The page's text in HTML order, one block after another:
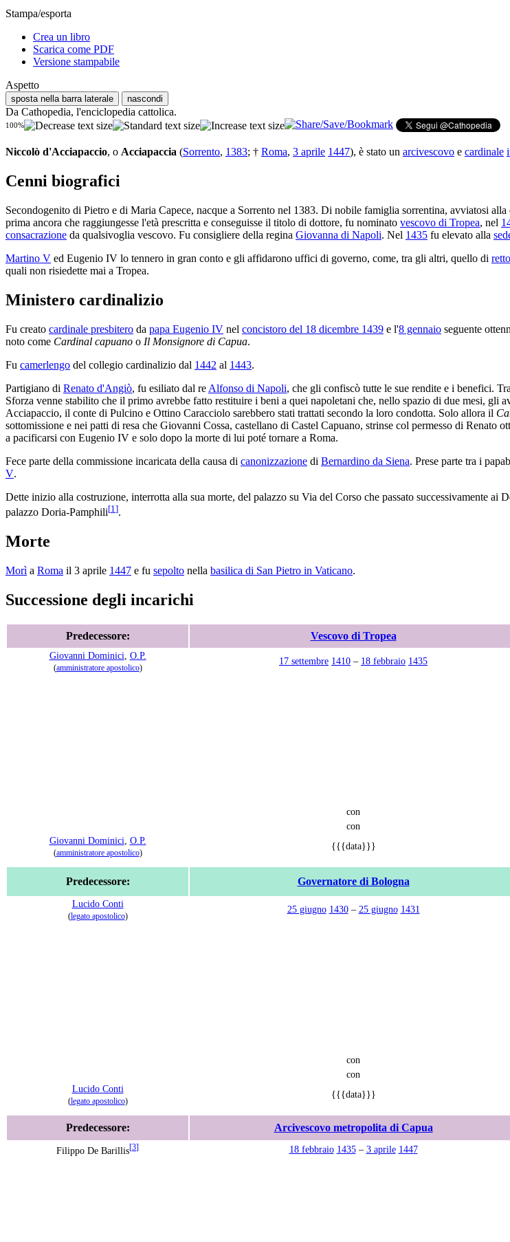
Stampa/esporta
Crea un libro
Scarica come PDF
Versione stampabile
Aspetto
sposta nella barra laterale nascondi
Da Cathopedia, l'enciclopedia cattolica.
100%
Niccolò d'Acciapaccio, o Acciapaccia (Sorrento, 1383; † Roma, 3 aprile 1447), è stato un arcivescovo e cardinale
Cenni biografici
Secondogenito di Pietro e di Maria Capece, nacque a Sorrento nel 1383. Di nobile famiglia sorrentina, avviatosi alla
prima ancora che raggiungesse l'età prescritta e conseguisse il titolo di dottore, fu nominato vescovo di Tropea, nel
consacrazione da qualsivoglia vescovo. Fu consigliere della regina Giovanna di Napoli. Nel 1435 fu elevato alla
Martino V ed Eugenio IV lo tennero in gran conto e gli affidarono uffici di governo, come, tra gli altri, quello di
quali non risiedette mai a Tropea.
Ministero cardinalizio
Fu creato cardinale presbitero da papa Eugenio IV nel concistoro del 18 dicembre 1439 e l'8 gennaio seguente
noto come Cardinal capuano o Il Monsignore di Capua.
Fu camerlengo del collegio cardinalizio dal 1442 al 1443.
Partigiano di Renato d'Angiò, fu esiliato dal re Alfonso di Napoli, che gli confiscò tutte le sue rendite e i benefici.
Sforza venne stabilito che il primo avrebbe fatto restituire i beni a quei napoletani che, nello spazio di due mesi, gli
Acciapaccio, il conte di Pulcino e Ottino Caracciolo sarebbero stati trattati secondo la loro condotta. Solo allora il
sottomissione e nei patti di resa che Giovanni Cossa, castellano di Castel Capuano, strinse col permesso di Renato
a pacificarsi con Eugenio IV e solo dopo la morte di lui poté tornare a Roma.
Fece parte della commissione incaricata della causa di canonizzazione di Bernardino da Siena. Prese parte tra i
V.
Dette inizio alla costruzione, interrotta alla sua morte, del palazzo su Via del Corso che passato successivamente
palazzo Doria-Pamphili[1 ].
Morte
Morì a Roma il 3 aprile 1447 e fu sepolto nella basilica di San Pietro in Vaticano.
Successione degli incarichi
Predecessore: Vescovo di Tropea
Giovanni Dominici O.P.
(amministratore apostolico)
17 settembre 1410 – 18 febbraio 1435
con
con
Giovanni Dominici O.P.
(amministratore apostolico)
{{{data}}}
Predecessore: Governatore di Bologna
Lucido Conti
(legato apostolico)
25 giugno 1430– 25 giugno 1431
con
con
Lucido Conti
(legato apostolico)
{{{data}}}
Predecessore: Arcivescovo metropolita di Capua
Filippo De Barillis[3] 18 febbraio 1435– 3 aprile 1447